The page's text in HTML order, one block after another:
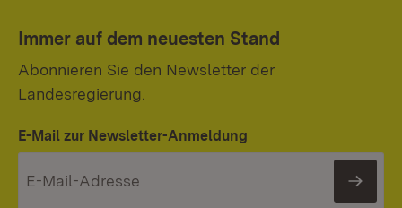
Immer auf dem neuesten Stand
Abonnieren Sie den Newsletter der
Landesregierung.
E-Mail zur Newsletter-Anmeldung